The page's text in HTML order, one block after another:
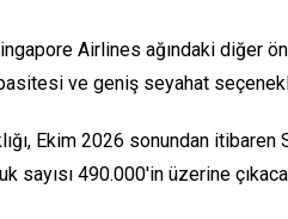
Airlines ağındaki
ve geniş seyahat
Ekim 2026 sonundan
sayısı 490.000'in üzerine